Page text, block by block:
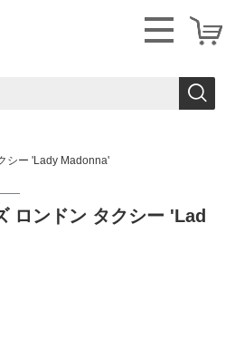
シー 'Lady Madonna'
ロンドン タクシー 'Lad